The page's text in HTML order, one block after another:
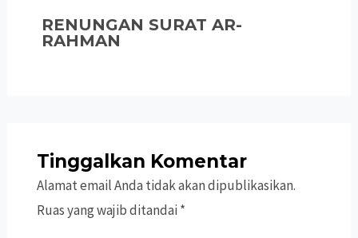
RENUNGAN SURAT AR-
RAHMAN
Tinggalkan Komentar
Alamat email Anda tidak akan dipublikasikan.
Ruas yang wajib ditandai *